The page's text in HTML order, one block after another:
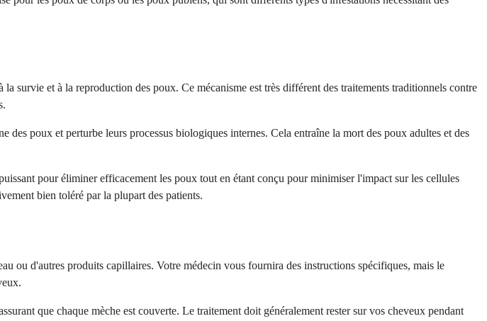
survie et à la reproduction des poux. Ce mécanisme est très différent des traitements traditionnels contre
poux et perturbe leurs processus biologiques internes. Cela entraîne la mort des poux adultes et des
pour éliminer efficacement les poux tout en étant conçu pour minimiser l'impact sur les cellules
bien toléré par la plupart des patients.
ou d'autres produits capillaires. Votre médecin vous fournira des instructions spécifiques, mais le
que chaque mèche est couverte. Le traitement doit généralement rester sur vos cheveux pendant